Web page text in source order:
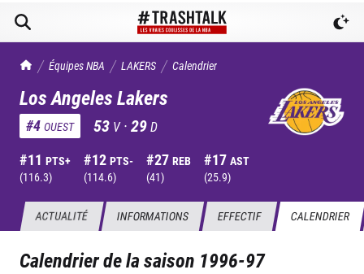
TrashTalk Actu NBA
Équipes NBA LAKERS Calendrier
Los Angeles Lakers
#4 OUEST 53 V ·29D
#11 PTS+
(116.3)
#12 PTS-
(114.6)
#27 REB
(41)
#17 AST
(25.9)
ACTUALITÉ INFORMATIONS EFFECTIF CALENDRIER
Calendrier de la saison 1996-97